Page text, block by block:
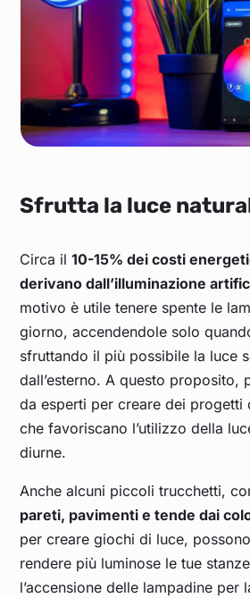
Sfrutta la luce
Circa il10-15% dei costi
derivano dall’illuminazione
motivo è utile tenere spente le
giorno, accendendole solo
sfruttando il più possibile la luce
dall’esterno. A questo proposito,
da esperti per creare dei progetti
che favoriscano l’utilizzo della
diurne.
Anche alcuni piccoli trucchetti,
pareti, pavimenti e tende dai
per creare giochi di luce,
rendere più luminose le tue
l’accensione delle lampadine per